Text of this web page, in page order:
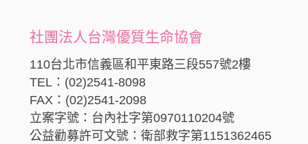
社團法人台灣優質生命協會
110台北市信義區和平東路三段557號2樓
TEL：(02)2541-8098
FAX：(02)2541-2098
立案字號：台內社字第0970110204號
公益勸募許可文號：衛部救字第1151362465